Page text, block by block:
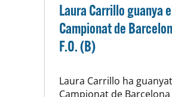
Laura Carrillo guanya
Campionat de
F.O. (B)
Laura Carrillo ha
Campionat de Barcelona